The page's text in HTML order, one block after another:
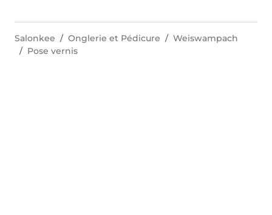
Salonkee Onglerie et Pédicure
Weiswampach
Pose vernis